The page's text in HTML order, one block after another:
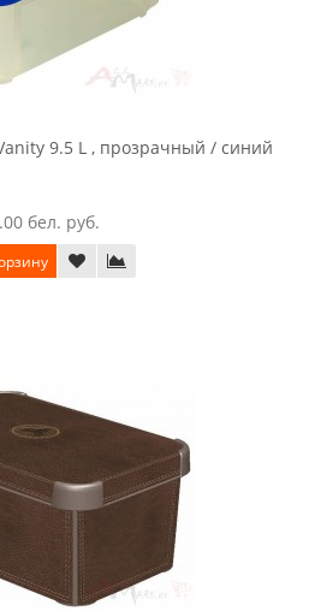
9.5 L , прозрачный / синий
бел. руб.